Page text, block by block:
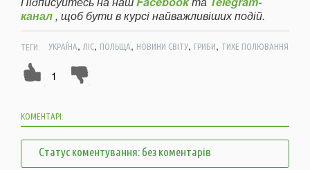
канал, щоб бути в курсі найважливіших подій.
ТЕГИ: УКРАЇНА, ЛІС, ПОЛЬЩА, НОВИНИ СВІТУ, ГРИБИ, ТИХЕ ПОЛЮВАННЯ
1
КОМЕНТАРІ:
Статус коментування: без коментарів